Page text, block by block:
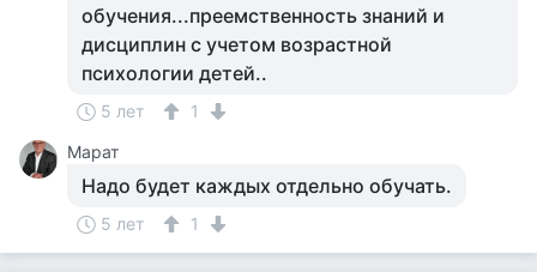
обучения...преемственность знаний и
дисциплин с учетом возрастной
психологии детей..
5 лет
1
Марат
Надо будет каждых отдельно обучать.
5 лет 1